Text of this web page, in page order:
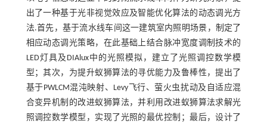
出了一种基于光非视觉效应及智能优化算法的动态调光方
法.首先，基于流水线车间这一建筑室内照明场景，制定了
相应动态调光策略，在此基础上结合脉冲宽度调制技术的
LED灯具及DIAlux中的光照模拟，建立了光照调控数学模
型；其次，为提升蚁狮算法的寻优能力及鲁棒性，提出了
基于PWLCM混沌映射、Levy飞行、萤火虫扰动及自适应混
合变异机制的改进蚁狮算法，并利用改进蚁狮算法求解光
照调控数学模型，实现了光照的最优控制；最后，设计了